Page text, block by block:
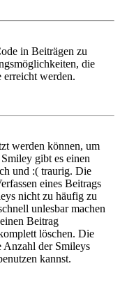
in Beiträgen zu
die
werden.
werden können, um
gibt es einen
und :( traurig. Die
eines Beitrags
nicht zu häufig zu
unlesbar machen
Beitrag
löschen. Die
der Smileys
kannst.